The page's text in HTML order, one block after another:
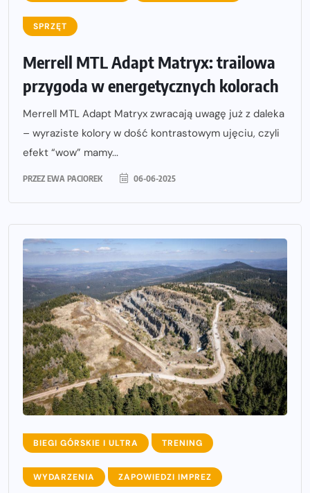
SPRZĘT
Merrell MTL Adapt Matryx: trailowa
przygoda w energetycznych kolorach
Merrell MTL Adapt Matryx zwracają uwagę już z daleka
– wyraziste kolory w dość kontrastowym ujęciu, czyli
efekt “wow” mamy...
PRZEZ EWA PACIOREK 06-06-2025
BIEGI GÓRSKIE I ULTRA TRENING
WYDARZENIA ZAPOWIEDZI IMPREZ